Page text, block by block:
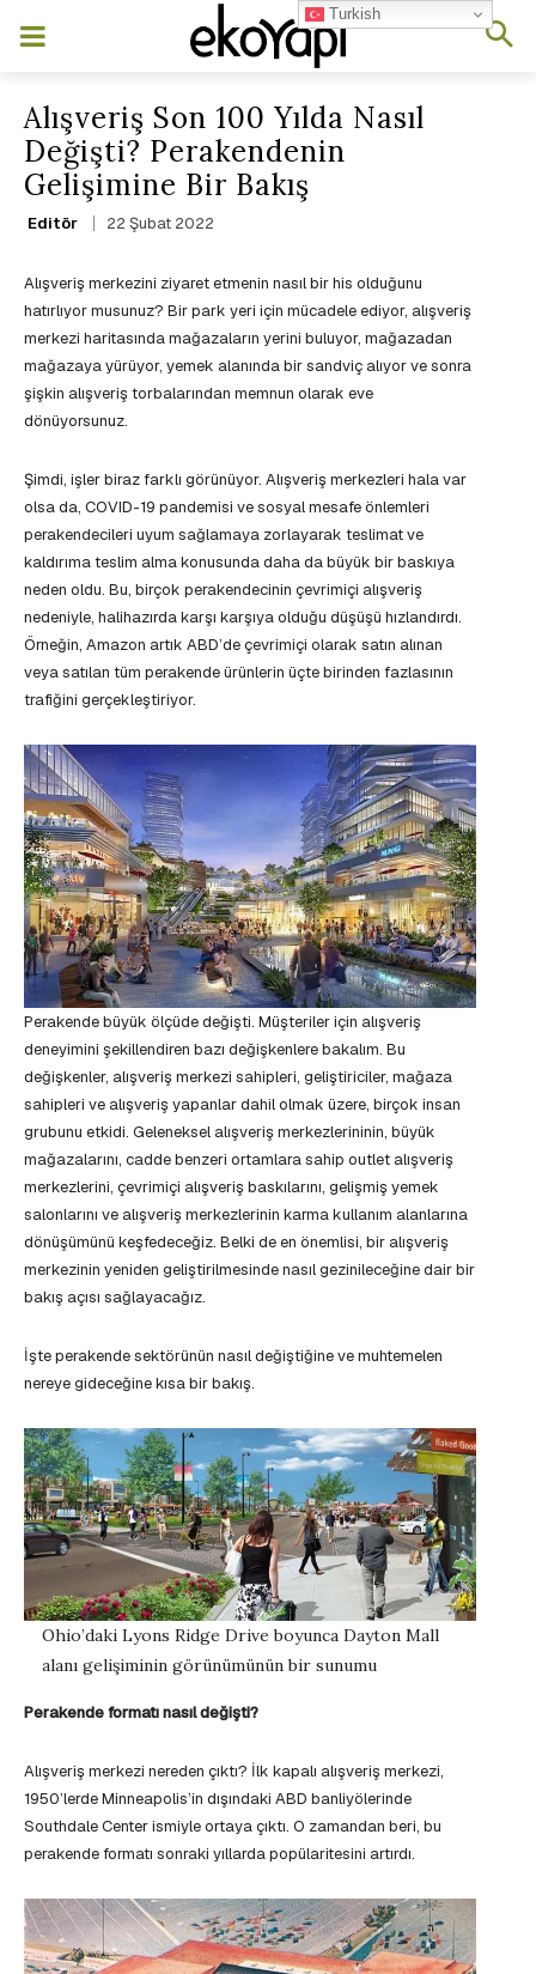
Alışveriş Son 100 Yılda Nasıl
Değişti? Perakendenin
Gelişimine Bir Bakış
Editör 22 Şubat 2022
Alışveriş merkezini ziyaret etmenin nasıl bir his olduğunu
hatırlıyor musunuz? Bir park yeri için mücadele ediyor, alışveriş
merkezi haritasında mağazaların yerini buluyor, mağazadan
mağazaya yürüyor, yemek alanında bir sandviç alıyor ve sonra
şişkin alışveriş torbalarından memnun olarak eve
dönüyorsunuz.
Şimdi, işler biraz farklı görünüyor. Alışveriş merkezleri hala var
olsa da, COVID-19 pandemisi ve sosyal mesafe önlemleri
perakendecileri uyum sağlamaya zorlayarak teslimat ve
kaldırıma teslim alma konusunda daha da büyük bir baskıya
neden oldu. Bu, birçok perakendecinin çevrimiçi alışveriş
nedeniyle, halihazırda karşı karşıya olduğu düşüşü hızlandırdı.
Örneğin, Amazon artık ABD’de çevrimiçi olarak satın alınan
veya satılan tüm perakende ürünlerin üçte birinden fazlasının
trafiğini gerçekleştiriyor.
Perakende büyük ölçüde değişti. Müşteriler için alışveriş
deneyimini şekillendiren bazı değişkenlere bakalım. Bu
değişkenler, alışveriş merkezi sahipleri, geliştiriciler, mağaza
sahipleri ve alışveriş yapanlar dahil olmak üzere, birçok insan
grubunu etkidi. Geleneksel alışveriş merkezlerininin, büyük
mağazalarını, cadde benzeri ortamlara sahip outlet alışveriş
merkezlerini, çevrimiçi alışveriş baskılarını, gelişmiş yemek
salonlarını ve alışveriş merkezlerinin karma kullanım alanlarına
dönüşümünü keşfedeceğiz. Belki de en önemlisi, bir alışveriş
merkezinin yeniden geliştirilmesinde nasıl gezinileceğine dair bir
bakış açısı sağlayacağız.
İşte perakende sektörünün nasıl değiştiğine ve muhtemelen
nereye gideceğine kısa bir bakış.
Ohio’daki Lyons Ridge Drive boyunca Dayton Mall
alanı gelişiminin görünümünün bir sunumu
Perakende formatı nasıl değişti?
Alışveriş merkezi nereden çıktı? İlk kapalı alışveriş merkezi,
1950’lerde Minneapolis’in dışındaki ABD banliyölerinde
Southdale Center ismiyle ortaya çıktı. O zamandan beri, bu
perakende formatı sonraki yıllarda popülaritesini artırdı.
Turkish